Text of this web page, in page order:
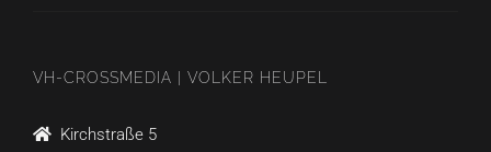
VH-CROSSMEDIA | VOLKER HEUPEL
Kirchstraße 5